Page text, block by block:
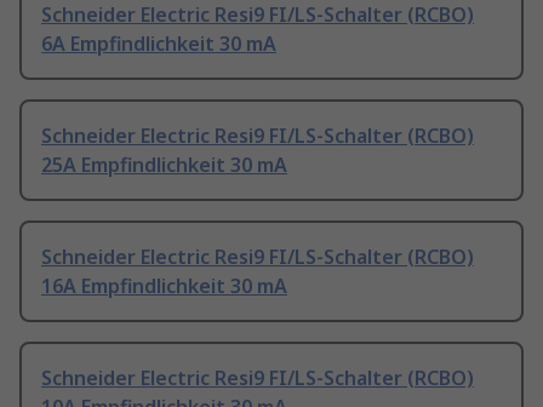
Schneider Electric Resi9 FI/LS-Schalter (RCBO)
6A Empfindlichkeit 30 mA
Schneider Electric Resi9 FI/LS-Schalter (RCBO)
25A Empfindlichkeit 30 mA
Schneider Electric Resi9 FI/LS-Schalter (RCBO)
16A Empfindlichkeit 30 mA
Schneider Electric Resi9 FI/LS-Schalter (RCBO)